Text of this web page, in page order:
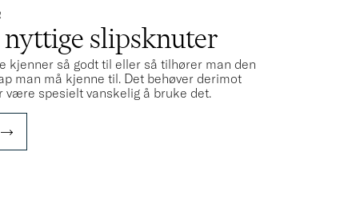
nyttige slipsknuter
kjenner så godt til eller så tilhører man den
man må kjenne til. Det behøver derimot
spesielt vanskelig å bruke det.